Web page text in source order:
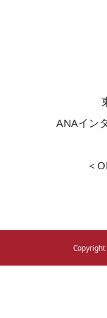
ANAイン
＜